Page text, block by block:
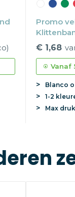
Promo
One size
€ 1,68
Vanaf
Blanco
1-2
Max